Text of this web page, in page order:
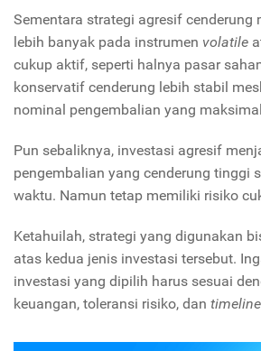
Sementara strategi agresif cenderung
lebih banyak pada instrumen volatile
cukup aktif, seperti halnya pasar
konservatif cenderung lebih stabil
nominal pengembalian yang
Pun sebaliknya, investasi agresif
pengembalian yang cenderung tinggi
waktu. Namun tetap memiliki risiko
Ketahuilah, strategi yang digunakan
atas kedua jenis investasi tersebut.
investasi yang dipilih harus sesuai
keuangan, toleransi risiko, dan timeline